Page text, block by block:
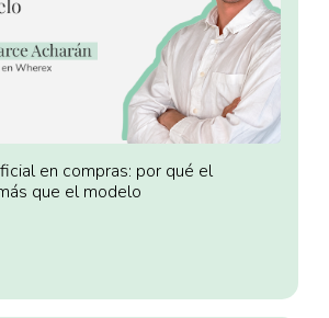
en compras: por qué el
que el modelo